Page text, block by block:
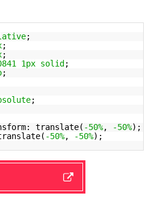
;
;
;
1px solid ;
;
;
translate( -50%, -50%);
-50%, -50%);